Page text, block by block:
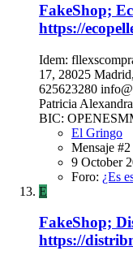
FakeShop;
https://
Idem:
17, 28025
625623280
Patricia
BIC:
El Gringo
Mensaje #2
9 October
Foro: ¿Es
E
FakeShop;
https://